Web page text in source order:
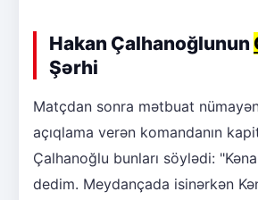
Hakan Çalhanoğlunun
Şərhi
Matçdan sonra mətbuat
açıqlama verən komandanın
Çalhanoğlu bunları söylədi:
dedim. Meydançada isinərkən